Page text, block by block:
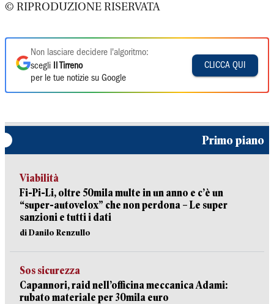
© RIPRODUZIONE RISERVATA
Non lasciare decidere l'algoritmo:
scegli
Il Tirreno
per le tue notizie su Google
CLICCA QUI
Primo piano
Viabilità
Fi-Pi-Li, oltre 50mila multe in un anno e c’è un
“super-autovelox” che non perdona – Le super
sanzioni e tutti i dati
di Danilo Renzullo
Sos sicurezza
Capannori, raid nell’officina meccanica Adami:
rubato materiale per 30mila euro